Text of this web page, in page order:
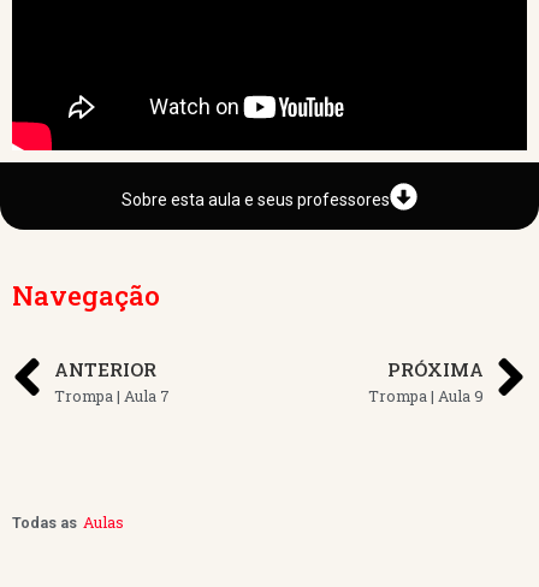
Sobre esta aula e seus professores
Navegação
ANTERIOR
Trompa | Aula 7
PRÓXIMA
Trompa | Aula 9
Todas as Aulas